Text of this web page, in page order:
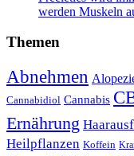
werden Muskeln
Themen
Abnehmen
Cannabidiol Cannabis
Ernährung
Heilpflanzen Koffein